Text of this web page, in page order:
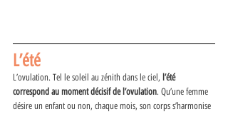
L’été
L’ovulation. Tel le soleil au zénith dans le ciel, l’été
correspond au moment décisif de l’ovulation. Qu’une femme
désire un enfant ou non, chaque mois, son corps s’harmonise